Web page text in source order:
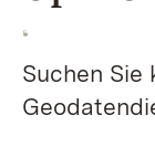
Suchen Sie